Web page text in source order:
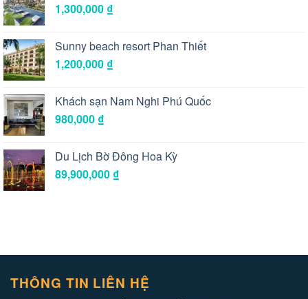
1,300,000 ₫
Sunny beach resort Phan Thiết
1,200,000 ₫
Khách sạn Nam Nghi Phú Quốc
980,000 ₫
Du Lịch Bờ Đông Hoa Kỳ
89,900,000 ₫
THÔNG TIN LIÊN HỆ